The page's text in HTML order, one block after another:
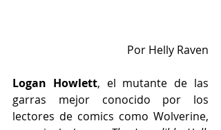
Por Helly Raven
Logan Howlett, el mutante de las
garras mejor conocido por los
lectores de comics como Wolverine,